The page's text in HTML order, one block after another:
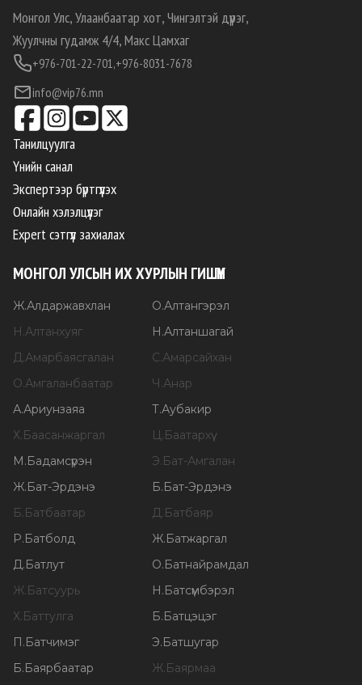
Монгол Улс, Улаанбаатар хот, Чингэлтэй дүүрэг,
Жуулчны гудамж 4/4, Макс Цамхаг
+976-701-22-701,+976-8031-7678
info@vip76.mn
Танилцуулга
Үнийн санал
Экспертээр бүртгүүлэх
Онлайн хэлэлцүүлэг
Expert сэтгүүл захиалах
МОНГОЛ УЛСЫН ИХ ХУРЛЫН ГИШҮҮН
Ж.Алдаржавхлан О.Алтангэрэл
Н.Алтанхуяг Н.Алтаншагай
Д.Амарбаясгалан С.Амарсайхан
О.Амгаланбаатар Ч.Анар
А.Ариунзаяа Т.Аубакир
Х.Баасанжаргал Ц.Баатархүү
М.Бадамсүрэн Э.Бат-Амгалан
Ж.Бат-Эрдэнэ Б.Бат-Эрдэнэ
Б.Батбаатар Д.Батбаяр
Р.Батболд Ж.Батжаргал
Д.Батлут О.Батнайрамдал
Ж.Батсуурь Н.Батсүмбэрэл
Х.Баттулга Б.Батцэцэг
П.Батчимэг Э.Батшугар
Б.Баярбаатар Ж.Баярмаа